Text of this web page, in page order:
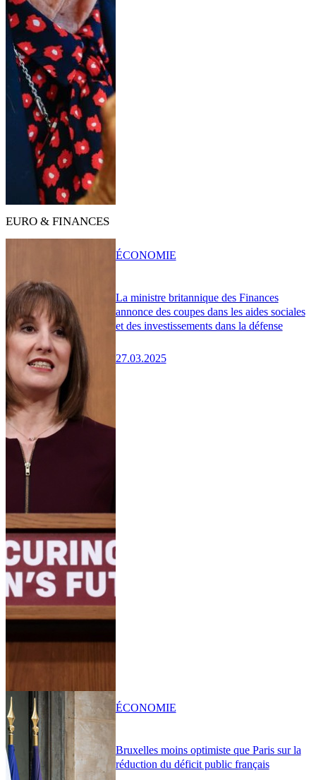
EURO & FINANCES
La ministre britannique des Finances
annonce des coupes dans les aides sociales
et des investissements dans la défense
27.03.2025
ÉCONOMIE
Bruxelles moins optimiste que Paris sur la
réduction du déficit public français
ÉCONOMIE